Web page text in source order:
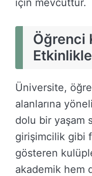
Öğrenci
Üniversite,
alanlarına
dolu bir yaşam
girişimcilik gibi
gösteren
akademik hem